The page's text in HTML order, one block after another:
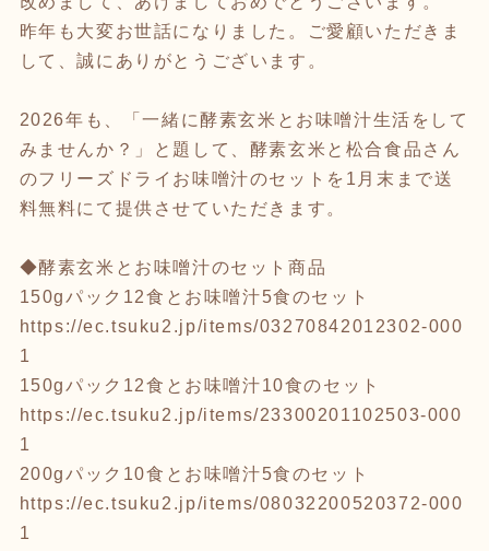
昨年も大変お世話になりました。ご愛顧いただきま
して、誠にありがとうございます。
2026年も、「一緒に酵素玄米とお味噌汁生活をして
みませんか？」と題して、酵素玄米と松合食品さん
のフリーズドライお味噌汁のセットを1月末まで送
料無料にて提供させていただきます。
◆酵素玄米とお味噌汁のセット商品
150gパック12食とお味噌汁5食のセット
https://ec.tsuku2.jp/items/03270842012302-000
1
150gパック12食とお味噌汁10食のセット
https://ec.tsuku2.jp/items/23300201102503-000
1
200gパック10食とお味噌汁5食のセット
https://ec.tsuku2.jp/items/08032200520372-000
1